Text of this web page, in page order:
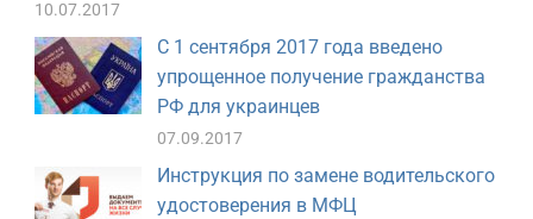
10.07.2017
С 1 сентября 2017 года введено
упрощенное получение гражданства
РФ для украинцев
07.09.2017
Инструкция по замене водительского
удостоверения в МФЦ